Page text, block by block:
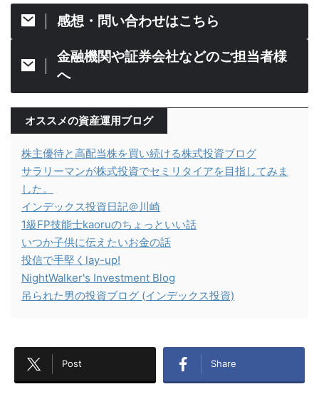
感想・問い合わせはこちら
金融機関や証券会社などのご担当者様
へ
オススメの資産運用ブログ
株主優待と高配当株を買い続ける株式投資ブログ
サラリーマンが株式投資でセミリタイアを目指してみま
した。
インデックス投資日記＠川崎
1級FP技能士kaoruのちょっといい話
いつか子供に伝えたいお金の話
投信で手堅くlay-up!
NightWalker's Investment Blog
吊られた男の投資ブログ (インデックス投資)
Post Share